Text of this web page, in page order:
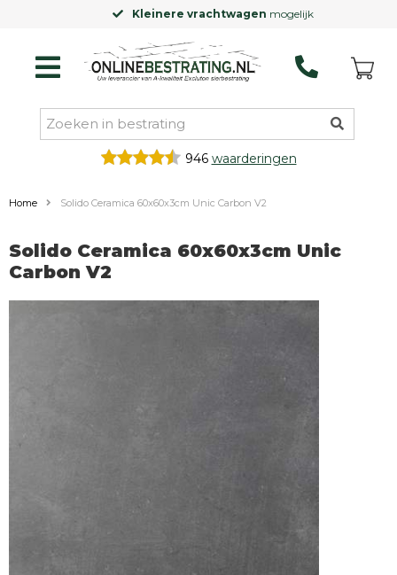
Kleinere vrachtwagenmogelijk
946 waarderingen
Home Solido Ceramica 60x60x3cm Unic Carbon V2
Solido Ceramica 60x60x3cm Unic
Carbon V2